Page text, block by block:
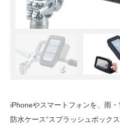
iPhoneやスマートフォンを、雨・
防水ケース“スプラッシュボックス